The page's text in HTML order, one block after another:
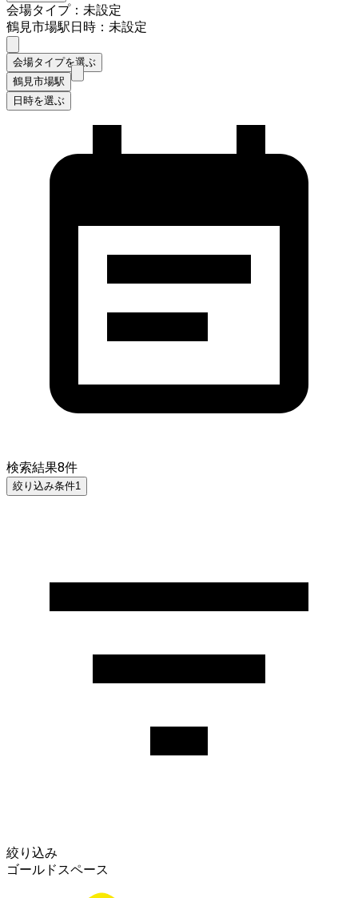
会場タイプ：未設定
鶴見市場駅日時：未設定
会場タイプを選ぶ
鶴見市場駅
日時を選ぶ
検索結果8件
絞り込み条件1
絞り込み
ゴールドスペース